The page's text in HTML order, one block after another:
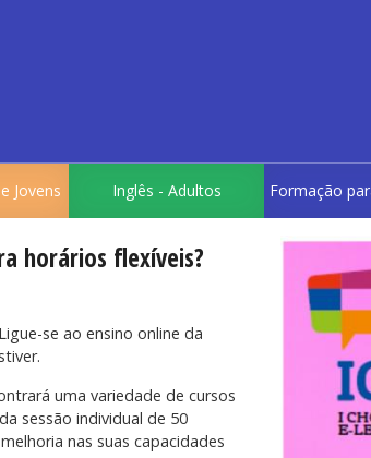
Jovens Inglês - Adultos Formação
horários flexíveis?
se ao ensino online da
uma variedade de cursos
sessão individual de 50
nas suas capacidades